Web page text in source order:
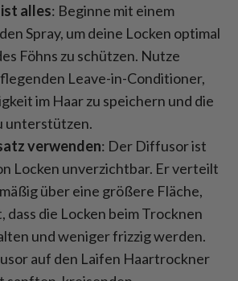
alles: Beginne mit einem
Spray, um deine Locken optimal
Föhns zu schützen. Nutze
Leave-in-Conditioner,
im Haar zu speichern und die
unterstützen.
verwenden: Der Diffusor ist
Locken unverzichtbar. Er verteilt
über eine größere Fläche,
dass die Locken beim Trocknen
und weniger frizzig werden.
auf den Laifen Haartrockner